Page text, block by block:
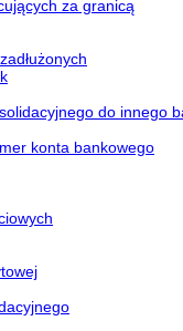
za granicą
do innego
konta bankowego